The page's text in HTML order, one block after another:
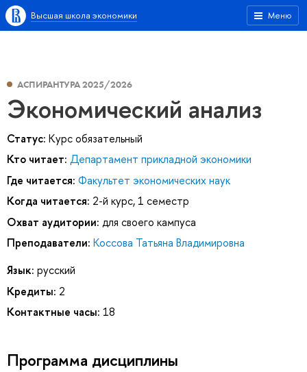
Меню
Высшая школа экономики
АСПИРАНТУРА 2025/2026
Экономический анализ
Статус: Курс обязательный
Кто читает: Департамент прикладной экономики
Где читается: Факультет экономических наук
Когда читается: 2-й курс, 1 семестр
Охват аудитории: для своего кампуса
Преподаватели: Коссова Татьяна Владимировна
Язык: русский
Кредиты: 2
Контактные часы: 18
Программа дисциплины